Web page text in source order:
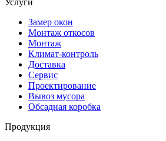
Услуги
Замер окон
Монтаж откосов
Монтаж
Климат-контроль
Доставка
Сервиc
Проектирование
Вывоз мусора
Обсадная коробка
Продукция